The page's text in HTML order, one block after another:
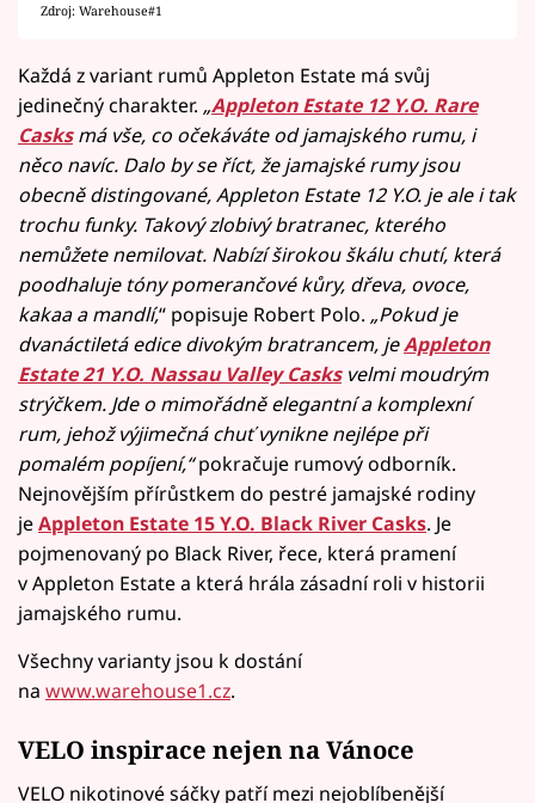
Zdroj: Warehouse#1
Každá z variant rumů Appleton Estate má svůj
jedinečný charakter. „Appleton Estate 12 Y.O. Rare
Casksmá vše, co očekáváte od jamajského rumu, i
něco navíc. Dalo by se říct, že jamajské rumy jsou
obecně distingované, Appleton Estate 12 Y.O. je ale i tak
trochu funky. Takový zlobivý bratranec, kterého
nemůžete nemilovat. Nabízí širokou škálu chutí, která
poodhaluje tóny pomerančové kůry, dřeva, ovoce,
kakaa a mandlí,“ popisuje Robert Polo. „Pokud je
dvanáctiletá edice divokým bratrancem, jeAppleton
Estate 21 Y.O. Nassau Valley Casksvelmi moudrým
strýčkem. Jde o mimořádně elegantní a komplexní
rum, jehož výjimečná chuť vynikne nejlépe při
pomalém popíjení,“pokračuje rumový odborník.
Nejnovějším přírůstkem do pestré jamajské rodiny
jeAppleton Estate 15 Y.O. Black River Casks. Je
pojmenovaný po Black River, řece, která pramení
v Appleton Estate a která hrála zásadní roli v historii
jamajského rumu.
Všechny varianty jsou k dostání
na www.warehouse1.cz.
VELO inspirace nejen na Vánoce
VELO nikotinové sáčky patří mezi nejoblíbenější